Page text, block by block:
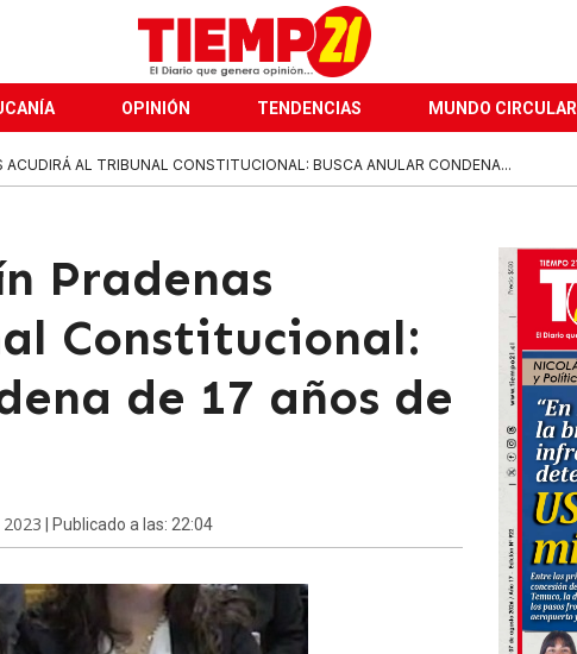
OPINIÓN TENDENCIAS MUNDO CIRCULAR
ACUDIRÁ AL TRIBUNAL CONSTITUCIONAL: BUSCA ANULAR CONDENA...
Pradenas
Constitucional:
de 17 años de
| Publicado a las: 22:04